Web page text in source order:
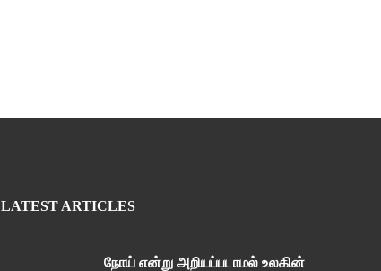
LATEST ARTICLES
நோய் என்று அறியப்படாமல் உலகின்